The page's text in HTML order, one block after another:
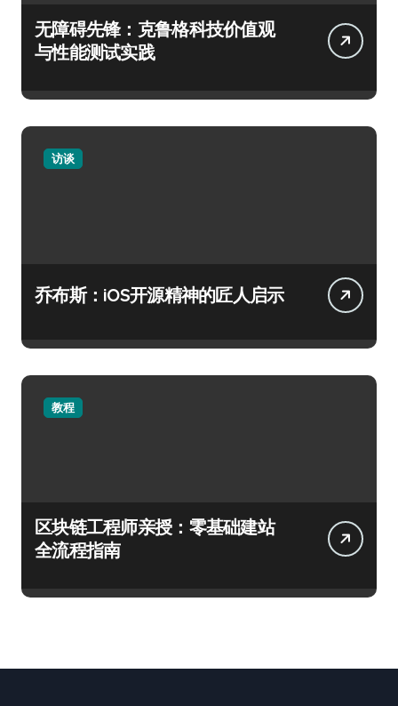
无障碍先锋：克鲁格科技价值观
与性能测试实践
访谈
乔布斯：iOS开源精神的匠人启示
教程
区块链工程师亲授：零基础建站
全流程指南